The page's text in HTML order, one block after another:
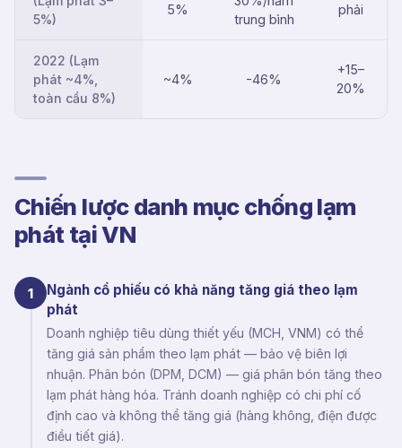
5%)
5%
trung bình
phải
2022 (Lạm
phát ~4%,
toàn cầu 8%)
~4% -46%
+15–
20%
Chiến lược danh mục chống lạm
phát tại VN
1
Ngành cổ phiếu có khả năng tăng giá theo lạm
phát
Doanh nghiệp tiêu dùng thiết yếu (MCH, VNM) có thể
tăng giá sản phẩm theo lạm phát — bảo vệ biên lợi
nhuận. Phân bón (DPM, DCM) — giá phân bón tăng theo
lạm phát hàng hóa. Tránh doanh nghiệp có chi phí cố
định cao và không thể tăng giá (hàng không, điện được
điều tiết giá).